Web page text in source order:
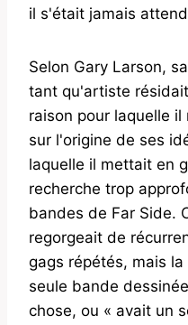
il s'était jamais
Selon Gary Larson,
tant qu'artiste
raison pour laquelle
sur l'origine de ses
laquelle il mettait en
recherche trop
bandes de Far Side.
regorgeait de
gags répétés, mais
seule bande
chose, ou « avait un